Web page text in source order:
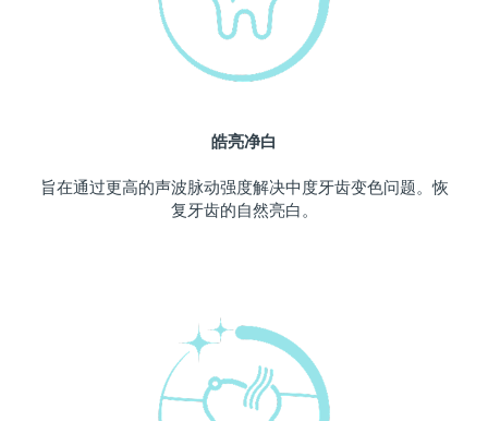
皓亮净白
旨在通过更高的声波脉动强度解决中度牙齿变色问题。恢
复牙齿的自然亮白。
预计送达日期
预计送达日期
预计送达日期
预计送达日期